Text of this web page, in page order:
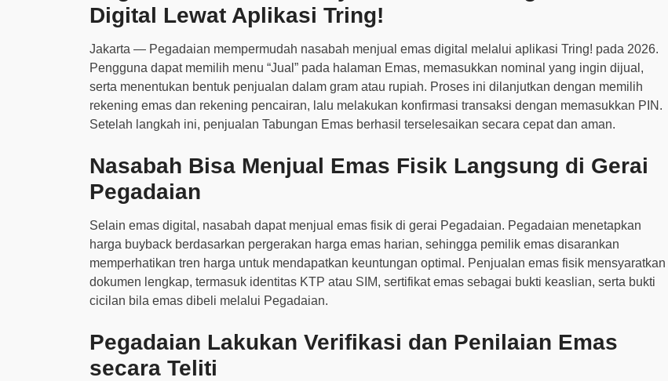
Digital Lewat Aplikasi Tring!
Jakarta — Pegadaian mempermudah nasabah menjual emas digital melalui aplikasi Tring! pada 2026.
Pengguna dapat memilih menu “Jual” pada halaman Emas, memasukkan nominal yang ingin dijual,
serta menentukan bentuk penjualan dalam gram atau rupiah. Proses ini dilanjutkan dengan memilih
rekening emas dan rekening pencairan, lalu melakukan konfirmasi transaksi dengan memasukkan PIN.
Setelah langkah ini, penjualan Tabungan Emas berhasil terselesaikan secara cepat dan aman.
Nasabah Bisa Menjual Emas Fisik Langsung di Gerai
Pegadaian
Selain emas digital, nasabah dapat menjual emas fisik di gerai Pegadaian. Pegadaian menetapkan
harga buyback berdasarkan pergerakan harga emas harian, sehingga pemilik emas disarankan
memperhatikan tren harga untuk mendapatkan keuntungan optimal. Penjualan emas fisik mensyaratkan
dokumen lengkap, termasuk identitas KTP atau SIM, sertifikat emas sebagai bukti keaslian, serta bukti
cicilan bila emas dibeli melalui Pegadaian.
Pegadaian Lakukan Verifikasi dan Penilaian Emas
secara Teliti